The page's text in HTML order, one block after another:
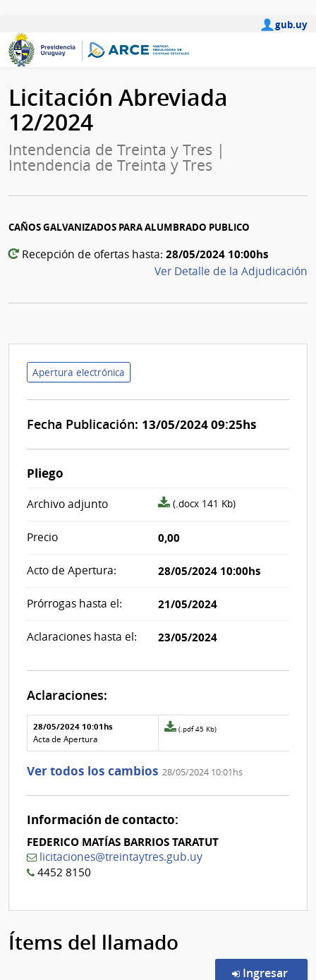
gub.uy
Licitación Abreviada
12/2024
Intendencia de Treinta y Tres |
Intendencia de Treinta y Tres
CAÑOS GALVANIZADOS PARA ALUMBRADO PUBLICO
Recepción de ofertas hasta: 28/05/2024 10:00hs
Ver Detalle de la Adjudicación
Apertura electrónica
Fecha Publicación: 13/05/2024 09:25hs
Pliego
Archivo adjunto
archivo
(.docx 141 Kb)
Precio 0,00
Acto de Apertura: 28/05/2024 10:00hs
Prórrogas hasta el: 21/05/2024
Aclaraciones hasta el: 23/05/2024
Aclaraciones:
Aclaraciones del llamado
Fecha y
texto de
la
Archivo
de la
28/05/2024 10:01hs
Acta de Apertura
Archivo
de
aclaración
0
(.pdf 45 Kb)
Ver todos los cambios 28/05/2024 10:01hs
Información de contacto:
FEDERICO MATÍAS BARRIOS TARATUT
licitaciones@treintaytres.gub.uy
4452 8150
Ítems del llamado
Ingresar